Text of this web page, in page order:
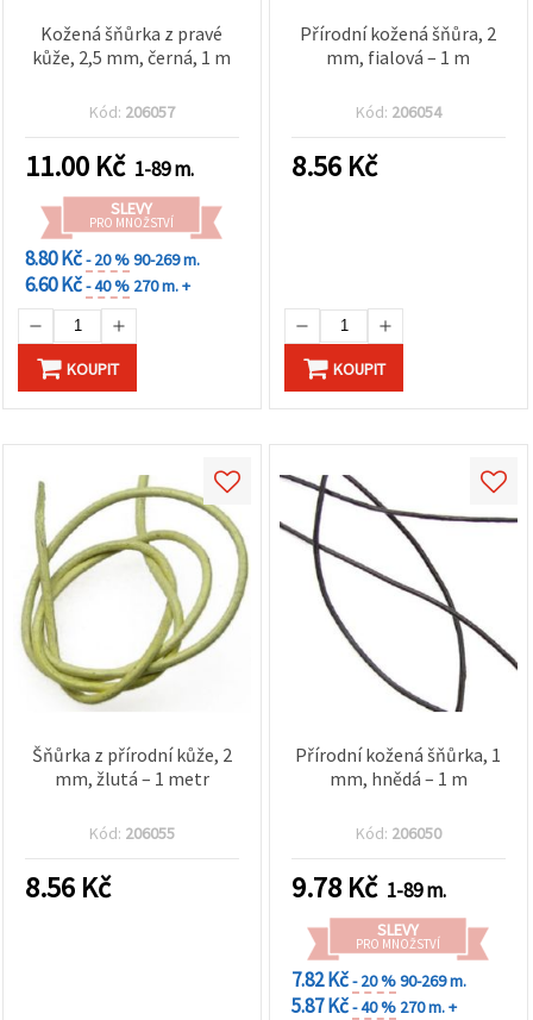
Kožená šňůrka z pravé
kůže, 2,5 mm, černá, 1 m
Kód: 206057
11.00 Kč 1-89 m.
SLEVY
PRO MNOŽSTVÍ
8.80 Kč- 20 %90-269 m.
6.60 Kč- 40 % 270 m. +
KOUPIT
Přírodní kožená šňůra, 2
mm, fialová – 1 m
Kód: 206054
8.56 Kč
KOUPIT
Šňůrka z přírodní kůže, 2
mm, žlutá – 1 metr
Kód: 206055
8.56 Kč
Přírodní kožená šňůrka, 1
mm, hnědá – 1 m
Kód: 206050
9.78 Kč 1-89 m.
SLEVY
PRO MNOŽSTVÍ
7.82 Kč- 20 %90-269 m.
5.87 Kč- 40 % 270 m. +